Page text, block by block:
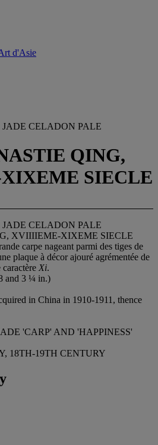
d'Asie
CELADON PALE
QING,
SIECLE
CELADON PALE
XVIIIIEME-XIXEME SIECLE
carpe nageant parmi des tiges de
plaque à décor ajouré agrémentée de
Xi.
and 3 ¼ in.)
in China in 1910-1911, thence
'CARP' AND 'HAPPINESS'
18TH-19TH CENTURY